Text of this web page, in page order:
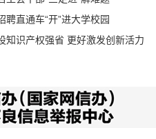
聘直通车“开”进大学校园
知识产权强省 更好激发创新活力